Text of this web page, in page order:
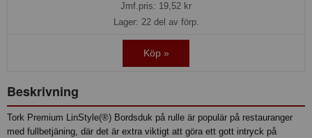
Jmf.pris: 19,52 kr
Lager: 22 del av förp.
Köp »
Beskrivning
Tork Premium LinStyle(®) Bordsduk på rulle är populär på restauranger
med fullbetjäning, där det är extra viktigt att göra ett gott intryck på